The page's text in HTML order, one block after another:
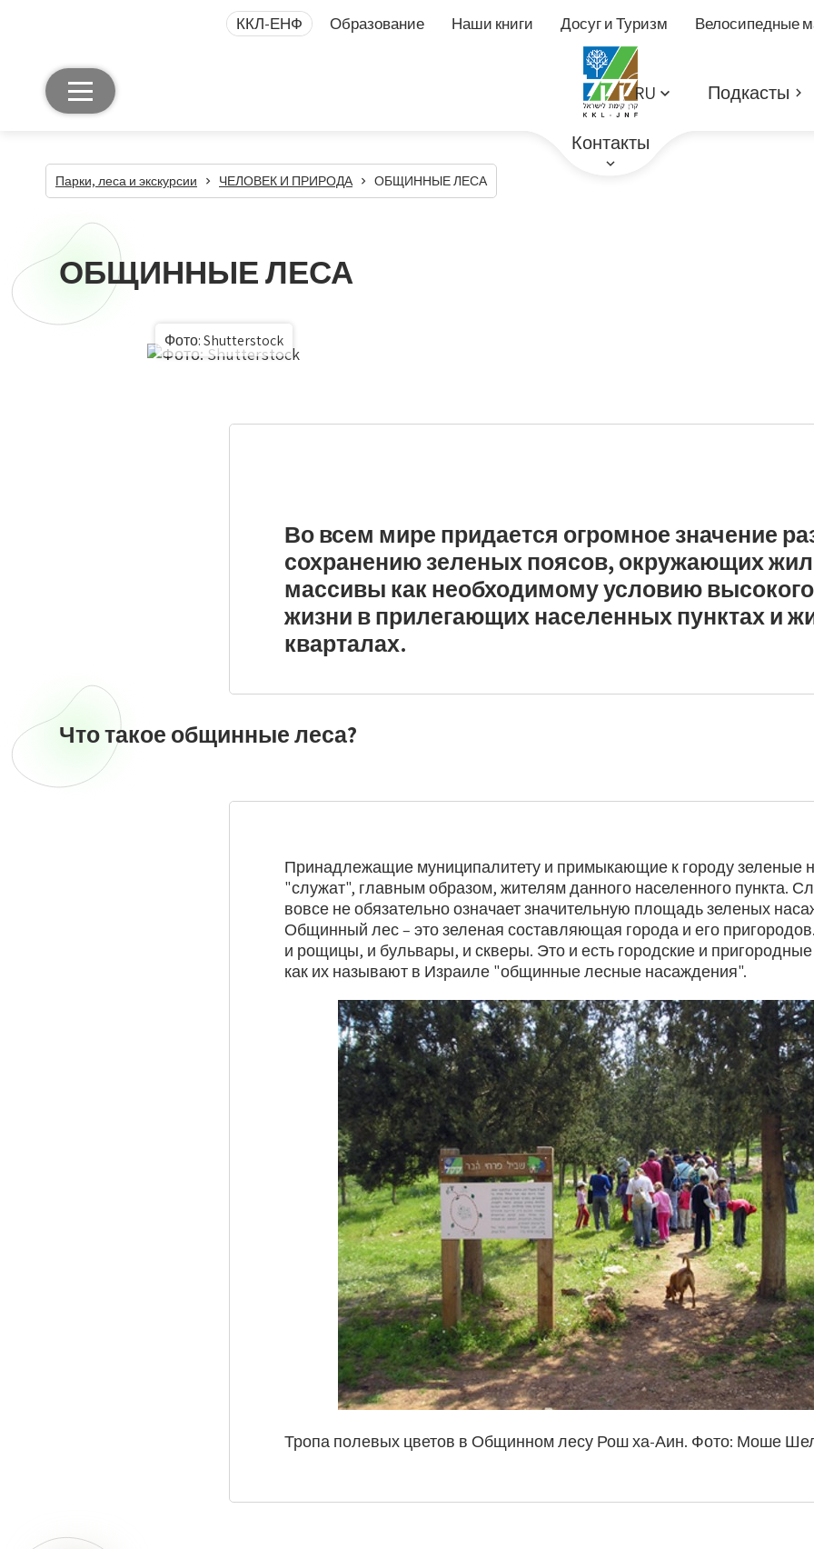
ККЛ-ЕНФ Образование Наши книги Досуг и Туризм Велосипедные
Контакты
RU Подкасты
Парки, леса и экскурсии ЧЕЛОВЕК И ПРИРОДА ОБЩИННЫЕ ЛЕСА
ОБЩИННЫЕ ЛЕСА
Фото: Shutterstock
Во всем мире придается огромное значение
сохранению зеленых поясов, окружающих
массивы как необходимому условию
жизни в прилегающих населенных пунктах и
кварталах.
Что
такое
общинные
леса?
Что такое общинные леса?
Принадлежащие муниципалитету и примыкающие к городу зеленые
"служат", главным образом, жителям данного населенного пункта.
вовсе не обязательно означает значительную площадь зеленых
Общинный лес – это зеленая составляющая города и его
и рощицы, и бульвары, и скверы. Это и есть городские и
как их называют в Израиле "общинные лесные насаждения".
Тропа полевых цветов в Общинном лесу Рош ха-Аин. Фото: Моше